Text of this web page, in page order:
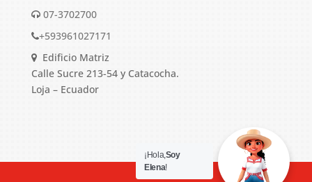
07-3702700
+593961027171
Edificio Matriz
Calle Sucre 213-54 y Catacocha.
Loja – Ecuador
¡Hola,Soy
Elena!